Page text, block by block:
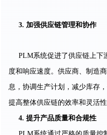
3. 加强供应链管理和协作
PLM系统促进了供应链上下
度和响应速度。供应商、制造
息，协调生产计划，减少库存
提高整体供应链的效率和灵活性
4. 提升产品质量和合规性